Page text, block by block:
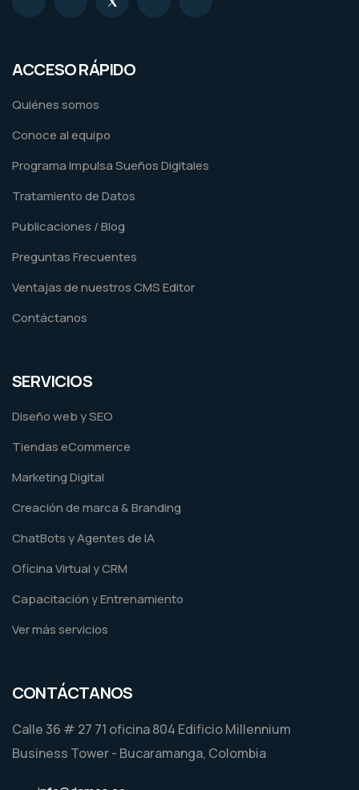
ACCESO RÁPIDO
Quiénes somos
Conoce al equipo
Programa Impulsa Sueños Digitales
Tratamiento de Datos
Publicaciones / Blog
Preguntas Frecuentes
Ventajas de nuestros CMS Editor
Contáctanos
SERVICIOS
Diseño web y SEO
Tiendas eCommerce
Marketing Digital
Creación de marca & Branding
ChatBots y Agentes de IA
Oficina Virtual y CRM
Capacitación y Entrenamiento
Ver más servicios
CONTÁCTANOS
Calle 36 # 27 71 oficina 804 Edificio Millennium
Business Tower - Bucaramanga, Colombia